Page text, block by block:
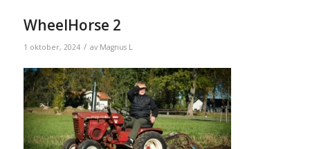
WheelHorse 2
1 oktober, 2024 / av Magnus L